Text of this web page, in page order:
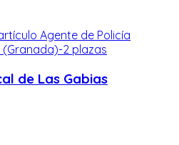
de Las Gabias